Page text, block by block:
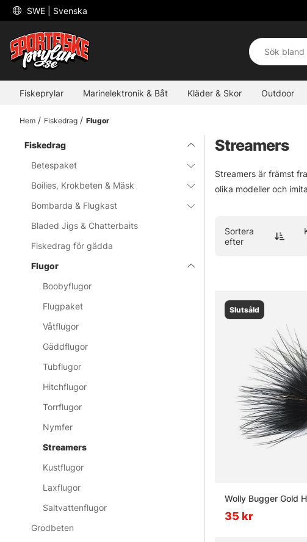
SWE | Svenska
Fiskeprylar Marinelektronik & Båt Kläder & Skor Outdoor
Hem Fiskedrag Flugor
Fiskedrag
Betespaket
Boilies, Krokbeten & Mäsk
Bombarda & Flugkast
Bladed Jigs & Chatterbaits
Fiskedrag för gädda
Flugor
Boobyflugor
Flugpaket
Våtflugor
Gäddflugor
Tubflugor
Hitchflugor
Torrflugor
Nymfer
Streamers
Kustflugor
Laxflugor
Saltvattenflugor
Grodbeten
Streamers
Streamers är främst
olika modeller och
Sortera
efter
Slutsåld
Wolly Bugger Gold
35 kr